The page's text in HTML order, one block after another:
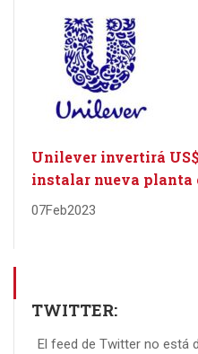
Unilever invertirá
instalar nueva planta
07Feb2023
TWITTER:
El feed de Twitter no está